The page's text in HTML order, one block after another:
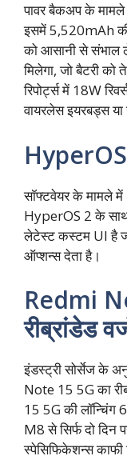
पावर बैकअप के मामले
इसमें 5,520mAh की
को आसानी से संभाल
मिलेगा, जो बैटरी
रिपोर्ट्स में 18W
वायरलेस इयरबड्स या
सॉफ्टवेयर के मामले
HyperOS 2 के
लेटेस्ट कस्टम UI है
ऑप्शन्स देता है।
Redmi
रीब्रांडेड
इंडस्ट्री सोर्सेज के
Note 15 5G का
15 5G की लॉन्चिंग
M8 से सिर्फ दो दिन
स्पेसिफिकेशन्स काफी